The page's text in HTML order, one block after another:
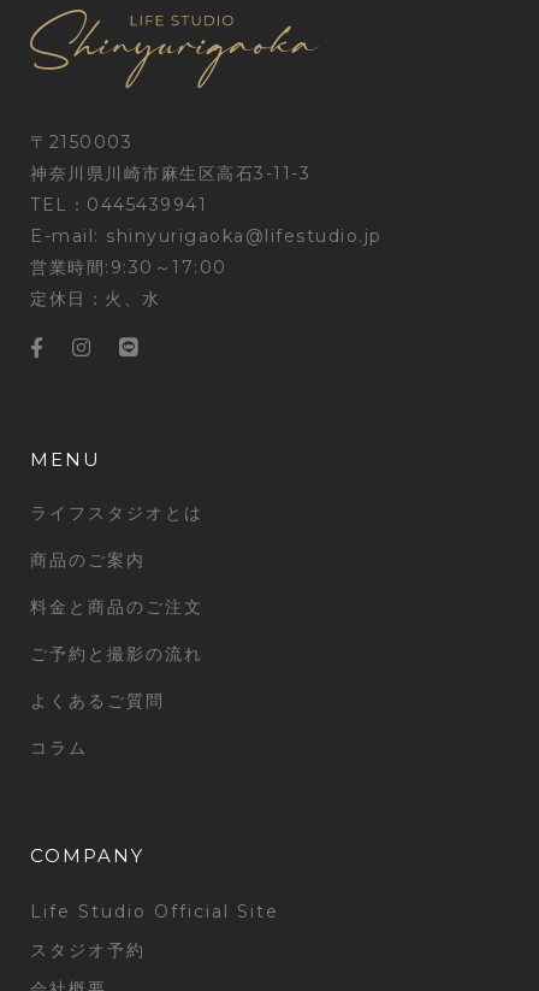
〒2150003
神奈川県川崎市麻生区高石3-11-3
TEL：0445439941
E-mail: shinyurigaoka@lifestudio.jp
営業時間:9:30～17:00
定休日：火、水
MENU
ライフスタジオとは
商品のご案内
料金と商品のご注文
ご予約と撮影の流れ
よくあるご質問
コラム
COMPANY
Life Studio Official Site
スタジオ予約